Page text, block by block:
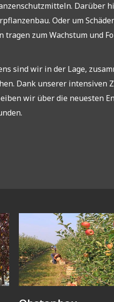
Darüber
Oder um
tragen zum Wachstum und
sind wir in der Lage,
Dank unserer intensiven
wir über die neuesten